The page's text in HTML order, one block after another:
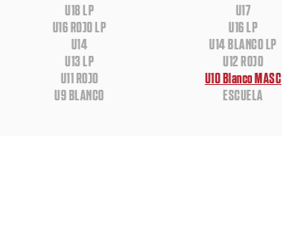
U18 LP U17
U16 ROJO LP U16 LP
U14 U14 BLANCO LP
U13 LP U12 ROJO
U11 ROJO U10 Blanco MASC
U9 BLANCO ESCUELA